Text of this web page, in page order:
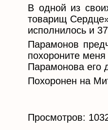
В одной из
товарищ
исполнилось и
Парамонов
похороните
Парамонова его
Похоронен на
Просмотров: